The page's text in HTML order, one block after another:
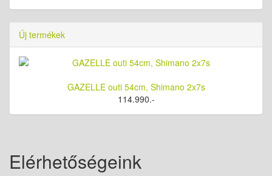
Új termékek
GAZELLE outi 54cm, Shimano 2x7s
114.990.-
Elérhetőségeink